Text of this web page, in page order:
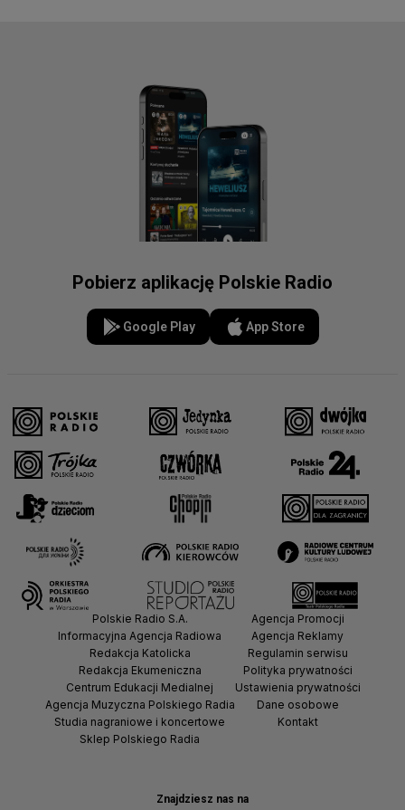
Pobierz aplikację Polskie Radio
Google Play App Store
Znajdziesz nas na
Polskie Radio S.A.
Informacyjna Agencja Radiowa
Redakcja Katolicka
Redakcja Ekumeniczna
Centrum Edukacji Medialnej
Agencja Muzyczna Polskiego Radia
Studia nagraniowe i koncertowe
Sklep Polskiego Radia
Agencja Promocji
Agencja Reklamy
Regulamin serwisu
Polityka prywatności
Ustawienia prywatności
Dane osobowe
Kontakt